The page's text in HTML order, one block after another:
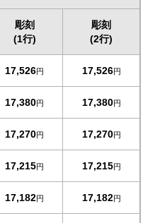
彫刻
(1行)
彫刻
(2行)
17,526円 17,526円
17,380円 17,380円
17,270円 17,270円
17,215円 17,215円
17,182円 17,182円